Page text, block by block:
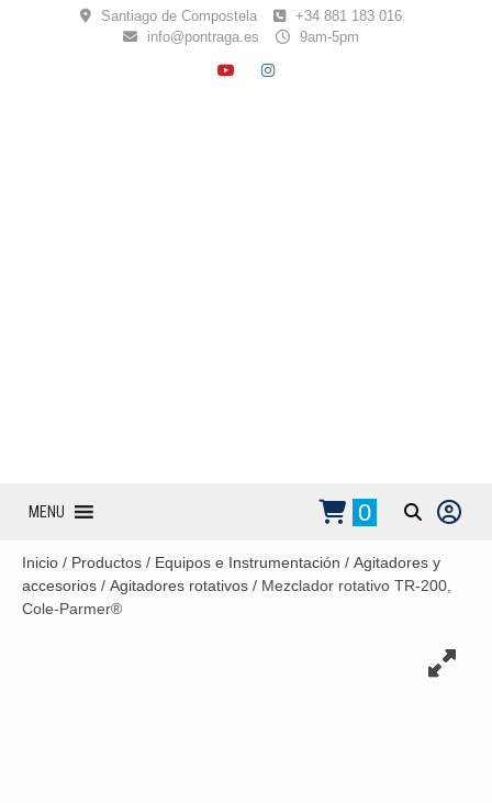
Santiago de Compostela
+34 881 183 016
info@pontraga.es
9am-5pm
YOUTUBE
INSTAGRAM
MENU 0
Inicio / Productos / Equipos e Instrumentación / Agitadores y
accesorios / Agitadores rotativos / Mezclador rotativo TR-200,
Cole-Parmer®